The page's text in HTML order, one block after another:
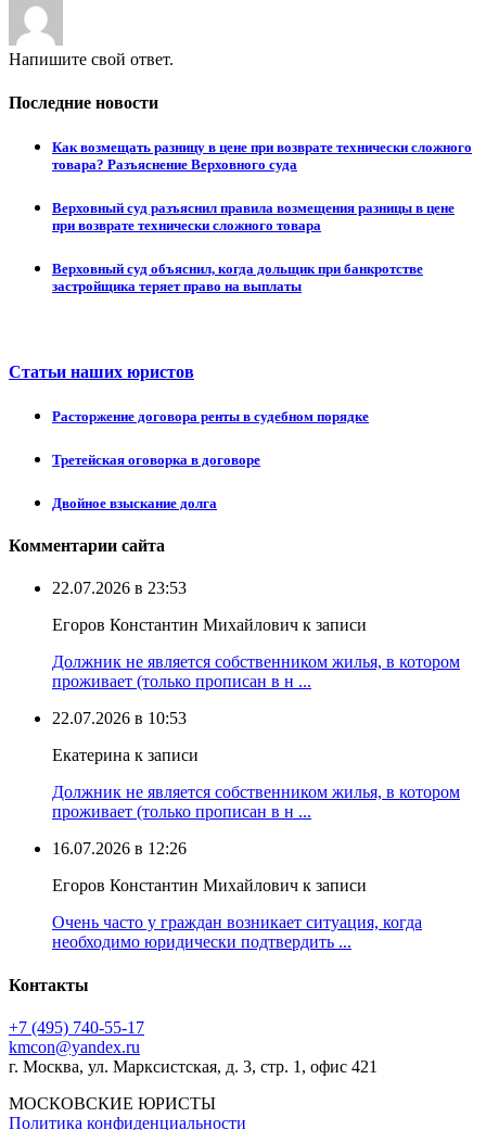
Напишите свой ответ.
Последние новости
Как возмещать разницу в цене при возврате технически сложного
товара? Разъяснение Верховного суда
Верховный суд разъяснил правила возмещения разницы в цене
при возврате технически сложного товара
Верховный суд объяснил, когда дольщик при банкротстве
застройщика теряет право на выплаты
Статьи наших юристов
Расторжение договора ренты в судебном порядке
Третейская оговорка в договоре
Двойное взыскание долга
Комментарии сайта
22.07.2026 в 23:53
Егоров Константин Михайлович к записи
Должник не является собственником жилья, в котором
проживает (только прописан в н ...
22.07.2026 в 10:53
Екатерина к записи
Должник не является собственником жилья, в котором
проживает (только прописан в н ...
16.07.2026 в 12:26
Егоров Константин Михайлович к записи
Очень часто у граждан возникает ситуация, когда
необходимо юридически подтвердить ...
Контакты
+7 (495) 740‑55‑17
kmcon@yandex.ru
г. Москва, ул. Марксистская, д. 3, стр. 1, офис 421
МОСКОВСКИЕ ЮРИСТЫ
Политика конфиденциальности